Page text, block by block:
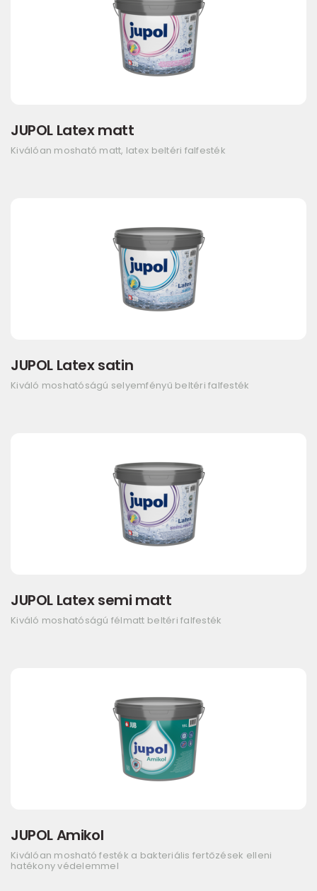
JUPOL Latex matt
Kiválóan mosható matt, latex beltéri falfesték
JUPOL Latex satin
Kiváló moshatóságú selyemfényű beltéri falfesték
JUPOL Latex semi matt
Kiváló moshatóságú félmatt beltéri falfesték
JUPOL Amikol
Kiválóan mosható festék a bakteriális fertőzések elleni
hatékony védelemmel